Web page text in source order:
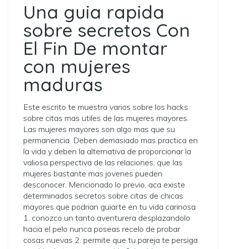
Una guia rapida
sobre secretos Con
El Fin De montar
con mujeres
maduras
Este escrito te muestra varios sobre los hacks
sobre citas mas utiles de las mujeres mayores.
Las mujeres mayores son algo mas que su
permanencia. Deben demasiado mas practica en
la vida y deben la alternativa de proporcionar la
valiosa perspectiva de las relaciones, que las
mujeres bastante mas jovenes pueden
desconocer. Mencionado lo previo, aca existe
determinados secretos sobre citas de chicas
mayores que podrian guiarte en tu vida carinosa
1. conozco un tanto aventurera desplazandolo
hacia el pelo nunca poseas recelo de probar
cosas nuevas 2. permite que tu pareja te persiga